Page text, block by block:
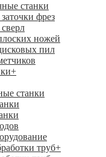
станки
фрез
ножей
пил
+
станки
труб+